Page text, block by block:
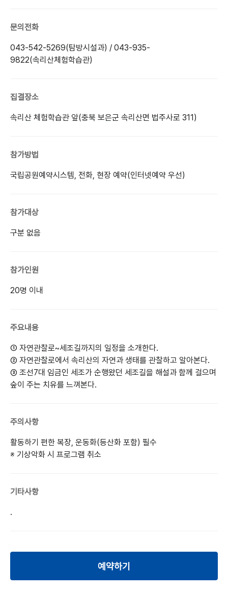
문의전화
043-542-5269(탐방시설과) / 043-935-
9822(속리산체험학습관)
집결장소
속리산 체험학습관 앞(충북 보은군 속리산면 법주사로 311)
참가방법
국립공원예약시스템, 전화, 현장 예약(인터넷예약 우선)
참가대상
구분 없음
참가인원
20명 이내
주요내용
① 자연관찰로~세조길까지의 일정을 소개한다.
② 자연관찰로에서 속리산의 자연과 생태를 관찰하고 알아본다.
③ 조선7대 임금인 세조가 순행왔던 세조길을 해설과 함께 걸으며
숲이 주는 치유를 느껴본다.
주의사항
활동하기 편한 복장, 운동화(등산화 포함) 필수
※ 기상악화 시 프로그램 취소
기타사항
.
예약하기